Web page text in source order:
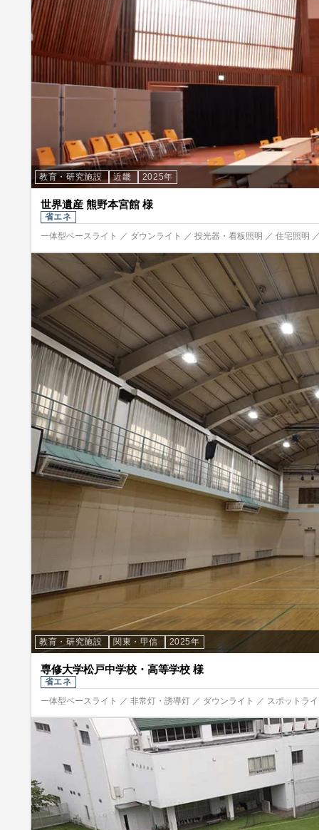
教育・研究施設 近畿 2025年
世界遺産 熊野本宮館 様
省エネ
一体型ベースライト ／ ダウンライト ／ 投光器・看板照明 ／ 住宅照明
教育・研究施設 関東・甲信 2025年
専修大学松戸中学校・高等学校 様
省エネ
一体型ベースライト ／ 非常灯・誘導灯 ／ ダウンライト ／ スポットラ